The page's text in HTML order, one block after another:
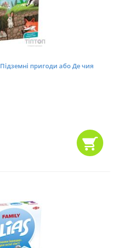
пригоди або Де чия